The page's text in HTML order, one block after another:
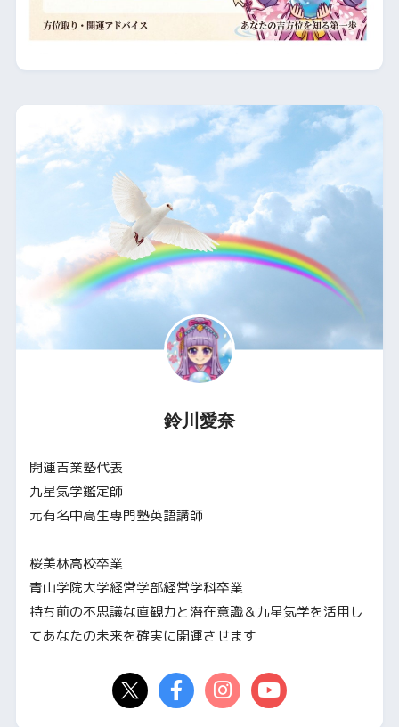
鈴川愛奈
開運吉業塾代表
九星気学鑑定師
元有名中高生専門塾英語講師
桜美林高校卒業
青山学院大学経営学部経営学科卒業
持ち前の不思議な直観力と潜在意識＆九星気学を活用し
てあなたの未来を確実に開運させます